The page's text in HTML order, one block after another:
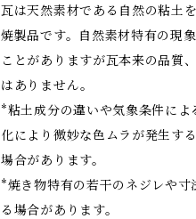
瓦は天然素材である自然の粘土
焼製品です。自然素材特有の現
ことがありますが瓦本来の品質
はありません。
*粘土成分の違いや気象条件によ
化により微妙な色ムラが発生する
場合があります。
*焼き物特有の若干のネジレや寸
る場合があります。